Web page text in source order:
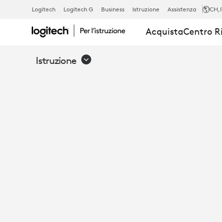
UNLEASH
THE
Logitech Logitech G Business Istruzione Assistenza CH
AcquistaCentro
Istruzione